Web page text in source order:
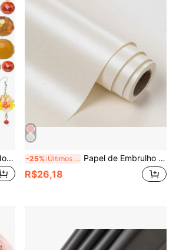
1000 Peças Contas de Vidro Redondas Multifacetadas Cor AB Contas Espaçadoras de Cristal Acessórios DIY para Joias Contas de Cores Mistas para Fazer Pulseiras Colares e Ornamentos -25% Últimos 2 dias Papel de Embrulho Imitação de Pérola Creme, Embrulho de Presente de Cor Sólida - Adequado para Natal, Aniversário, Chá de Bebê, Casamento, Dia dos Namorados - Rolo de 17 Polegadas x 9,84 Pés, Rolo de 17 Polegadas x 16,4 Pés e Rolo de 17 Polegadas x 32,8 Pés, Total de 46 Pés Quadrados.
R$26,18